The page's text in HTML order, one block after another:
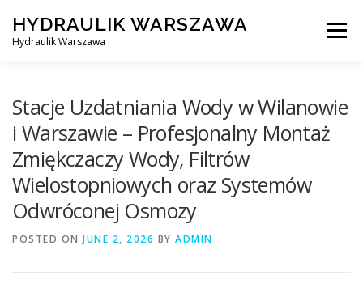
content
HYDRAULIK WARSZAWA
Hydraulik Warszawa
Menu
OBSŁUGIWANE LOKALIZACJE – WARSZAWA I OKOLICE
KONTAKT
Stacje Uzdatniania Wody w Wilanowie
i Warszawie – Profesjonalny Montaż
Zmiękczaczy Wody, Filtrów
Wielostopniowych oraz Systemów
Odwróconej Osmozy
POSTED ON JUNE 2, 2026 BY ADMIN